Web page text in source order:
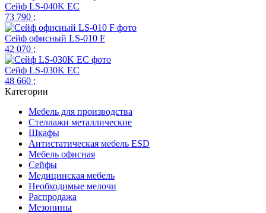
Сейф LS-040K EC
73 790 ;
Сейф офисный LS-010 F
42 070 ;
Сейф LS-030K EC
48 660 ;
Категории
Мебель для производства
Стеллажи металлические
Шкафы
Антистатическая мебель ESD
Мебель офисная
Сейфы
Медицинская мебель
Необходимые мелочи
Распродажа
Мезонины